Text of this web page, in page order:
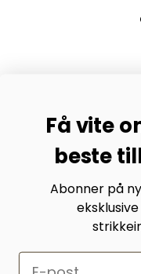
Bli medlem av
møt både designere
andre Bystrikkere
inspirasjon.
Bli medlem her.
Få vite
beste
Abonner på